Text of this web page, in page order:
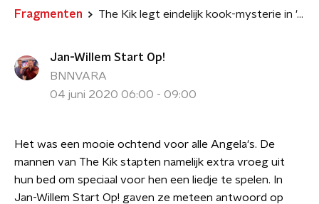
Fragmenten The Kik legt eindelijk kook-mysterie in 'Angela' uit
Jan-Willem Start Op!
BNNVARA
04 juni 2020 06:00 - 09:00
Het was een mooie ochtend voor alle Angela's. De
mannen van The Kik stapten namelijk extra vroeg uit
hun bed om speciaal voor hen een liedje te spelen. In
Jan-Willem Start Op! gaven ze meteen antwoord op